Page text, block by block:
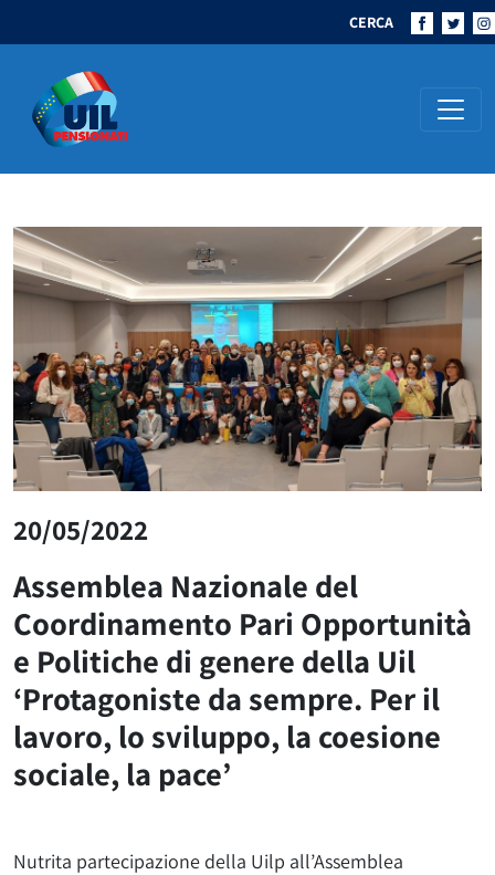
CERCA
Navigazione principale
20/05/2022
Assemblea Nazionale del
Coordinamento Pari Opportunità
e Politiche di genere della Uil
‘Protagoniste da sempre. Per il
lavoro, lo sviluppo, la coesione
sociale, la pace’
Nutrita partecipazione della Uilp all’Assemblea